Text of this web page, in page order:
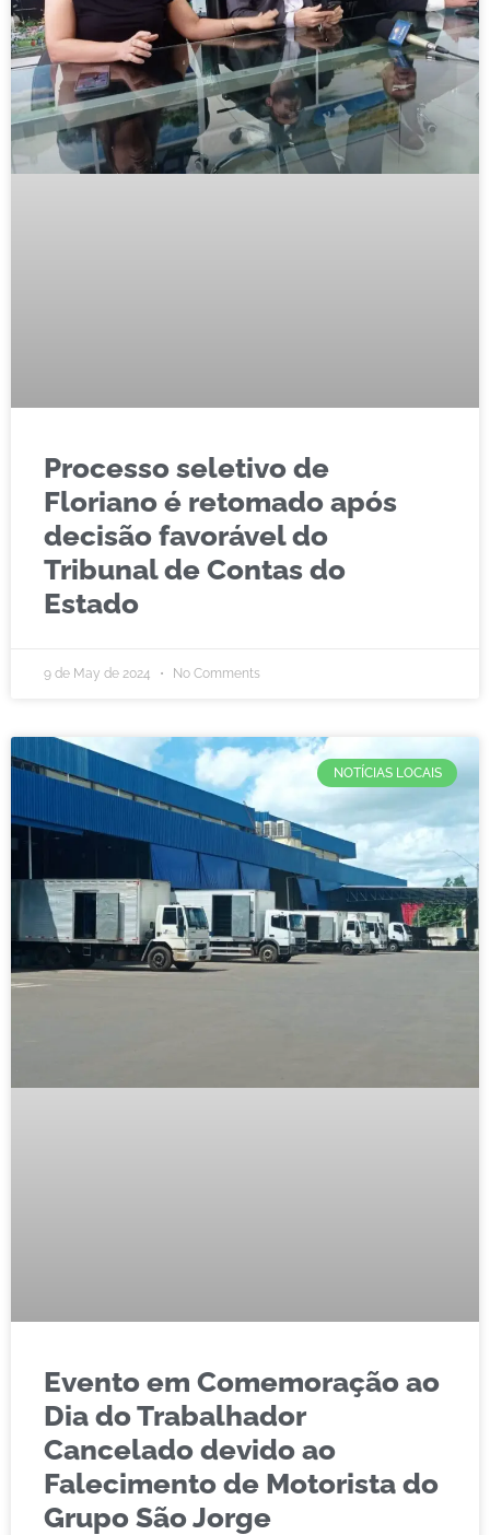
Processo seletivo de
Floriano é retomado após
decisão favorável do
Tribunal de Contas do
Estado
9 de May de 2024 No Comments
NOTÍCIAS LOCAIS
Evento em Comemoração ao
Dia do Trabalhador
Cancelado devido ao
Falecimento de Motorista do
Grupo São Jorge